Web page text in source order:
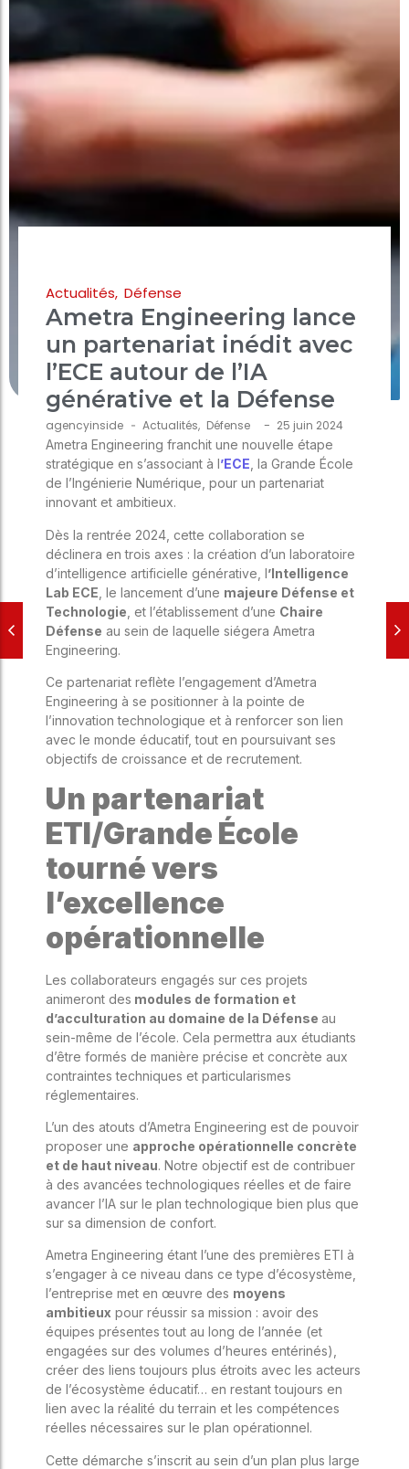
Actualités, Défense
Ametra Engineering lance
un partenariat inédit avec
l’ECE autour de l’IA
générative et la Défense
agencyinside - Actualités, Défense - 25 juin 2024
Ametra Engineering franchit une nouvelle étape
stratégique en s’associant à l’ECE , la Grande École
de l’Ingénierie Numérique, pour un partenariat
innovant et ambitieux.
Dès la rentrée 2024, cette collaboration se
déclinera en trois axes : la création d’un laboratoire
d’intelligence artificielle générative, l’Intelligence
Lab ECE , le lancement d’une majeure Défense et
Technologie , et l’établissement d’une Chaire
Défense au sein de laquelle siégera Ametra
Engineering.
Ce partenariat reflète l’engagement d’Ametra
Engineering à se positionner à la pointe de
l’innovation technologique et à renforcer son lien
avec le monde éducatif, tout en poursuivant ses
objectifs de croissance et de recrutement.
Un partenariat
ETI/Grande École
tourné vers
l’excellence
opérationnelle
Les collaborateurs engagés sur ces projets
animeront des modules de formation et
d’acculturation au domaine de la Défense au
sein-même de l’école. Cela permettra aux étudiants
d’être formés de manière précise et concrète aux
contraintes techniques et particularismes
réglementaires.
L’un des atouts d’Ametra Engineering est de pouvoir
proposer une approche opérationnelle concrète
et de haut niveau. Notre objectif est de contribuer
à des avancées technologiques réelles et de faire
avancer l’IA sur le plan technologique bien plus que
sur sa dimension de confort.
Ametra Engineering étant l’une des premières ETI à
s’engager à ce niveau dans ce type d’écosystème,
l’entreprise met en œuvre des moyens
ambitieux pour réussir sa mission : avoir des
équipes présentes tout au long de l’année (et
engagées sur des volumes d’heures entérinés),
créer des liens toujours plus étroits avec les acteurs
de l’écosystème éducatif… en restant toujours en
lien avec la réalité du terrain et les compétences
réelles nécessaires sur le plan opérationnel.
Cette démarche s’inscrit au sein d’un plan plus large